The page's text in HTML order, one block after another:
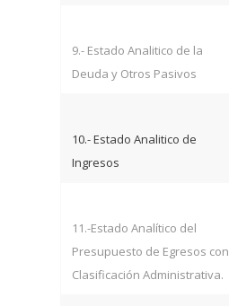
9.- Estado Analitico de la
Deuda y Otros Pasivos
10.- Estado Analitico de
Ingresos
11.-Estado Analítico del
Presupuesto de Egresos con
Clasificación Administrativa.